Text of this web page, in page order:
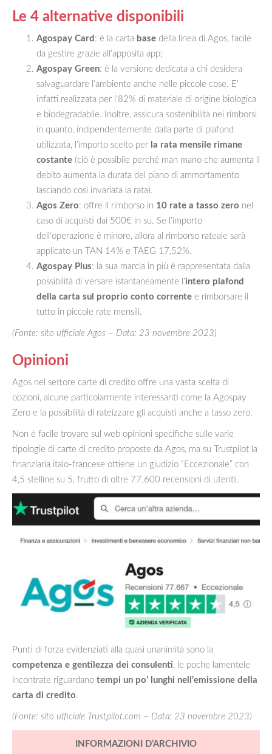
Le 4 alternative disponibili
Agospay Card : è la carta base della linea di Agos, facile
da gestire grazie all’apposita app;
Agospay Green: è la versione dedicata a chi desidera
salvaguardare l’ambiente anche nelle piccole cose. E’
infatti realizzata per l’82% di materiale di origine biologica
e biodegradabile. Inoltre, assicura sostenibilità nei rimborsi
in quanto, indipendentemente dalla parte di plafond
utilizzata, l’importo scelto per la rata mensile rimane
costante (ciò è possibile perché man mano che aumenta il
debito aumenta la durata del piano di ammortamento
lasciando così invariata la rata).
Agos Zero: offre il rimborso in 10 rate a tasso zero nel
caso di acquisti dai 500€ in su. Se l’importo
dell’operazione è minore, allora al rimborso rateale sarà
applicato un TAN 14% e TAEG 17,52%.
Agospay Plus: la sua marcia in più è rappresentata dalla
possibilità di versare istantaneamente l’intero plafond
della carta sul proprio conto corrente e rimborsare il
tutto in piccole rate mensili.
(Fonte: sito ufficiale Agos – Data: 23 novembre 2023)
Opinioni
Agos nel settore carte di credito offre una vasta scelta di
opzioni, alcune particolarmente interessanti come la Agospay
Zero e la possibilità di rateizzare gli acquisti anche a tasso zero.
Non è facile trovare sul web opinioni specifiche sulle varie
tipologie di carte di credito proposte da Agos, ma su Trustpilot la
finanziaria italo-francese ottiene un giudizio “Eccezionale” con
4,5 stelline su 5, frutto di oltre 77.600 recensioni di utenti.
Punti di forza evidenziati alla quasi unanimità sono la
competenza e gentilezza dei consulenti, le poche lamentele
incontrate riguardano tempi un po’ lunghi nell’emissione della
carta di credito.
(Fonte: sito ufficiale Trustpilot.com – Data: 23 novembre 2023)
INFORMAZIONI D’ARCHIVIO